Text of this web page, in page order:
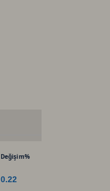
Değişim%
0.22